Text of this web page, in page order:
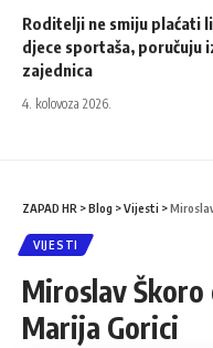
Roditelji ne smiju plaćati
djece sportaša, poručuju
zajednica
4. kolovoza 2026.
ZAPAD HR >Blog >Vijesti >
VIJESTI
Miroslav
Marija Gorici